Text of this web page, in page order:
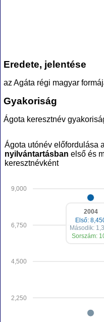
Eredete, jelentése
az Agáta régi magyar
Gyakoriság
Ágota keresztnév
Ágota utónév előfordulása a
nyilvántartásban első és
keresztnévként
2,250
4,500
6,750
9,000
2004
Első:
Második:
Sorszám: